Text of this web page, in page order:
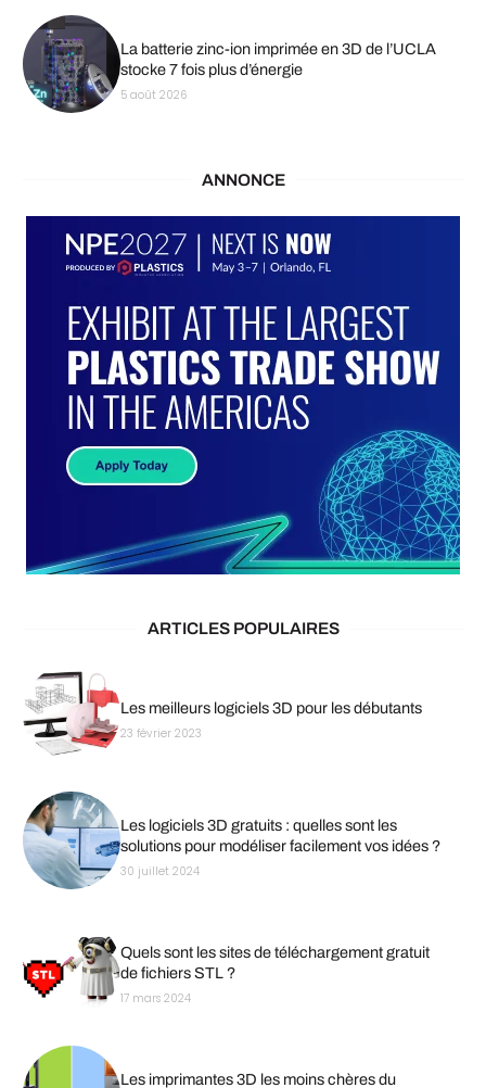
La batterie zinc-ion imprimée en 3D de l’UCLA
stocke 7 fois plus d’énergie
5 août 2026
ANNONCE
ARTICLES POPULAIRES
Les meilleurs logiciels 3D pour les débutants
23 février 2023
Les logiciels 3D gratuits : quelles sont les
solutions pour modéliser facilement vos idées ?
30 juillet 2024
Quels sont les sites de téléchargement gratuit
de fichiers STL ?
17 mars 2024
Les imprimantes 3D les moins chères du